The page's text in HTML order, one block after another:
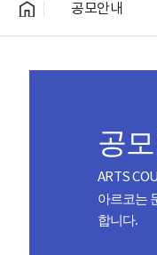
공모안내
공
ARTS
아르코는
합니다.